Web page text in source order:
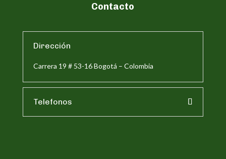
Contacto
Dirección
Carrera 19 # 53-16 Bogotá – Colombia
Telefonos